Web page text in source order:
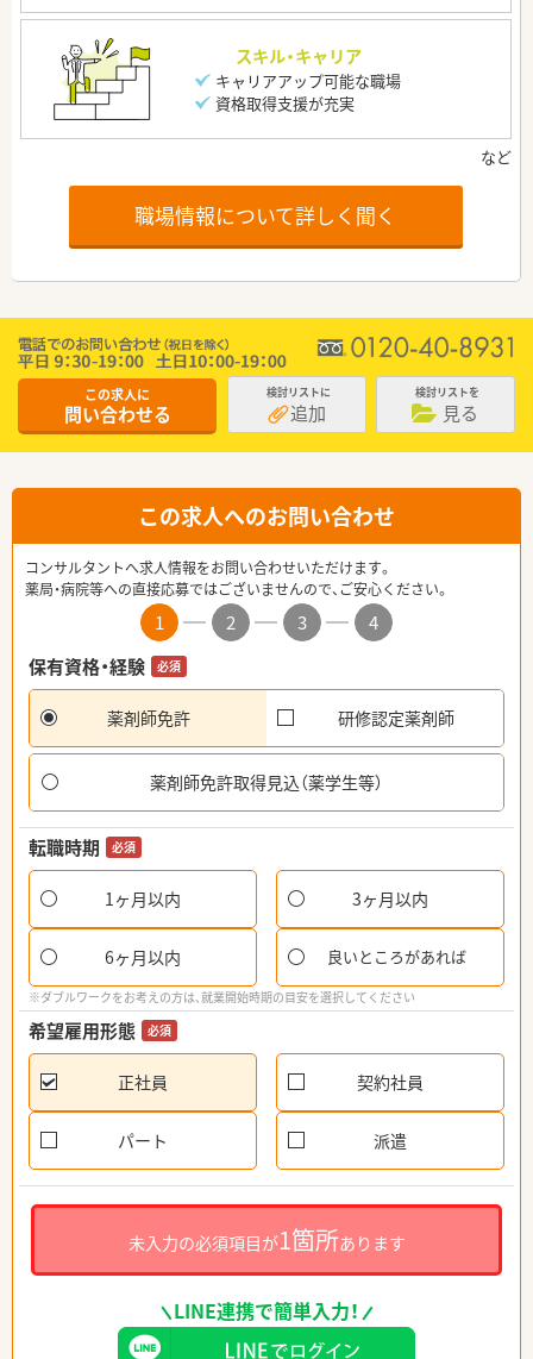
スキル・キャリア
キャリアアップ可能な職場
資格取得支援が充実
職場情報について詳しく聞く
この求人に
問い合わせる
検討リストに
追加
検討リストを
見る
この求人へのお問い合わせ
コンサルタントへ求人情報をお問い合わせいただけます。
薬局・病院等への直接応募ではございませんので、ご安心ください。
1 2 3
4
保有資格・経験
必須
薬剤師免許 研修認定薬剤師
薬剤師免許取得見込（薬学生等）
転職時期 必須
1ヶ月以内 3ヶ月以内
6ヶ月以内 良いところがあれば
※ダブルワークをお考えの方は、就業開始時期の目安を選択してください
希望雇用形態 必須
正社員 契約社員
パート 派遣
未入力の必須項目が1箇所あります
LINE連携で簡単入力！